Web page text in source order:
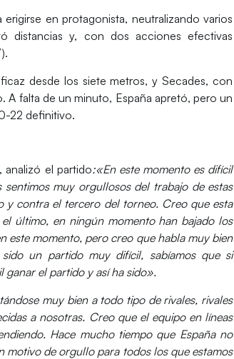
en protagonista, neutralizando varios
distancias y, con dos acciones efectivas
desde los siete metros, y Secades, con
A falta de un minuto, España apretó, pero un
22 definitivo.
analizó el partido:«En este momento es difícil
muy orgullosos del trabajo de estas
y contra el tercero del torneo. Creo que esta
último, en ningún momento han bajado los
este momento, pero creo que habla muy bien
un partido muy difícil, sabíamos que si
ganar el partido y así ha sido».
muy bien a todo tipo de rivales, rivales
a nosotras. Creo que el equipo en líneas
Hace mucho tiempo que España no
motivo de orgullo para todos los que estamos